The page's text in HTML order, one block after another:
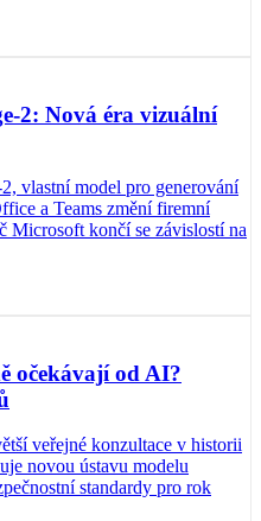
2: Nová éra vizuální
vlastní model pro generování
a Teams změní firemní
Microsoft končí se závislostí na
očekávají od AI?
veřejné konzultace v historii
novou ústavu modelu
standardy pro rok